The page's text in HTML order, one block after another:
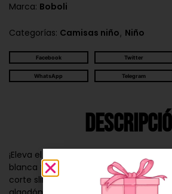
Marca: Boboli
Categorías: Camisas niño, Niño
Facebook Twitter
WhatsApp Telegram
¡Eleva el estilo de tu pequeño con
blanca fashion de popelín en Mia
corte slim fit que aporta modernidad,